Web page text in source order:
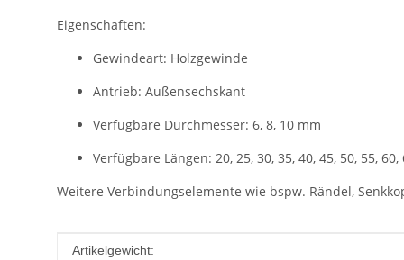
Eigenschaften:
Gewindeart: Holzgewinde
Antrieb: Außensechskant
Verfügbare Durchmesser: 6, 8, 10 mm
Verfügbare Längen: 20, 25, 30, 35, 40, 45, 50, 55,
Weitere Verbindungselemente wie bspw. Rändel,
Produkteigenschaft
Wert
Artikelgewicht: